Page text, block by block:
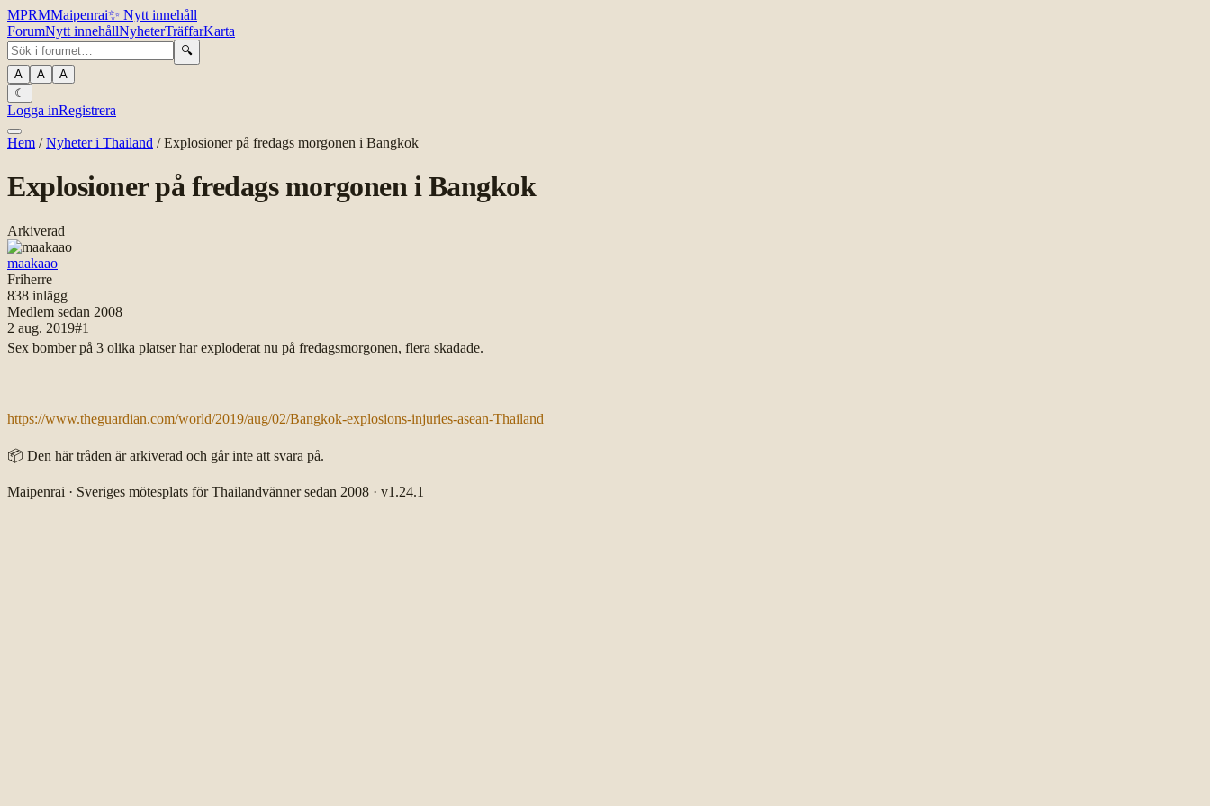
MPRMMaipenrai✨ Nytt innehåll
ForumNytt innehållNyheterTräffarKarta
🔍
A
A
A
☾
Logga inRegistrera
Hem /Nyheter i Thailand /Explosioner på fredags morgonen i Bangkok
Explosioner på fredags morgonen i Bangkok
Arkiverad
maakaao
Friherre
838 inlägg
Medlem sedan 2008
2 aug. 2019#1
Sex bomber på 3 olika platser har exploderat nu på fredagsmorgonen, flera skadade.
https://www.theguardian.com/world/2019/aug/02/Bangkok-explosions-injuries-asean-Thailand
📦 Den här tråden är arkiverad och går inte att svara på.
Maipenrai · Sveriges mötesplats för Thailandvänner sedan 2008 · v1.24.1